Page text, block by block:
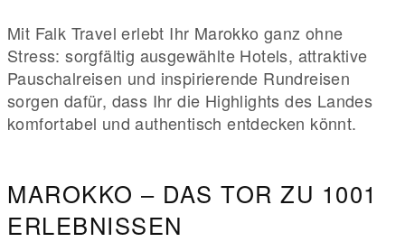
Mit Falk Travel erlebt Ihr Marokko ganz ohne
Stress: sorgfältig ausgewählte Hotels, attraktive
Pauschalreisen und inspirierende Rundreisen
sorgen dafür, dass Ihr die Highlights des Landes
komfortabel und authentisch entdecken könnt.
MAROKKO – DAS TOR ZU 1001
ERLEBNISSEN